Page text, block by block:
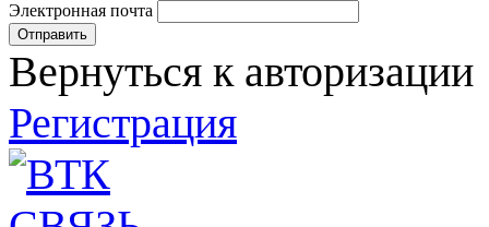
Электронная почта
Вернуться к авторизации
Регистрация